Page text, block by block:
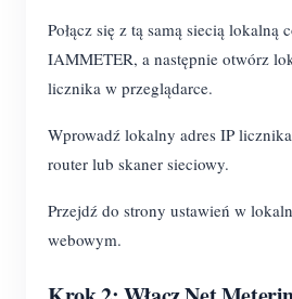
Połącz się z tą samą siecią lokalną
IAMMETER, a następnie otwórz
licznika w przeglądarce.
Wprowadź lokalny adres IP
router lub skaner sieciowy.
Przejdź do strony ustawień w
webowym.